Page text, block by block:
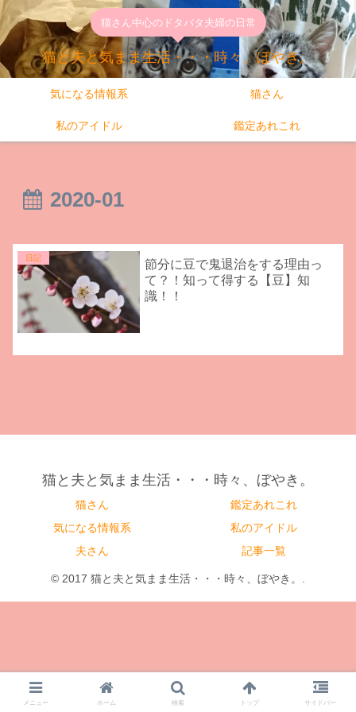
猫さん中心のドタバタ夫婦の日常
猫と夫と気まま生活・・・時々、ぼやき。
気になる情報系 猫さん
私のアイドル 鑑定あれこれ
2020-01
日記
節分に豆で鬼退治をする理由っ
て？！知って得する【豆】知
識！！
猫と夫と気まま生活・・・時々、ぼやき。
猫さん
鑑定あれこれ
気になる情報系
私のアイドル
夫さん
記事一覧
© 2017 猫と夫と気まま生活・・・時々、ぼやき。.
メニュー ホーム 検索 トップ サイドバー